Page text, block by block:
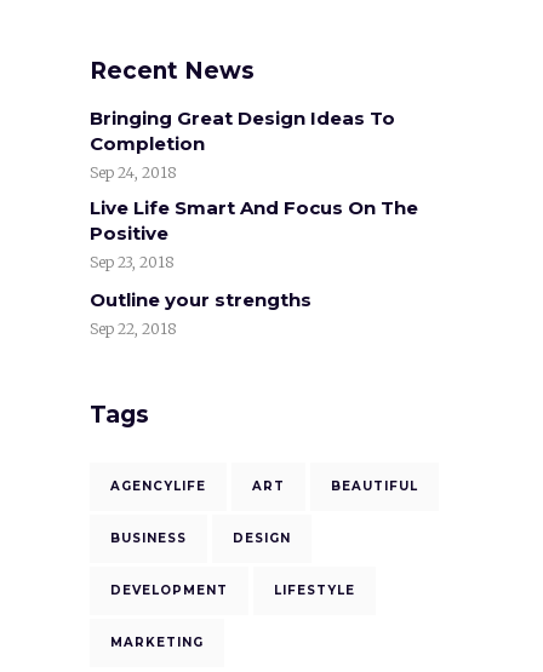
Recent News
Bringing Great Design Ideas To
Completion
Sep 24, 2018
Live Life Smart And Focus On The
Positive
Sep 23, 2018
Outline your strengths
Sep 22, 2018
Tags
AGENCYLIFE ART BEAUTIFUL
BUSINESS DESIGN
DEVELOPMENT LIFESTYLE
MARKETING